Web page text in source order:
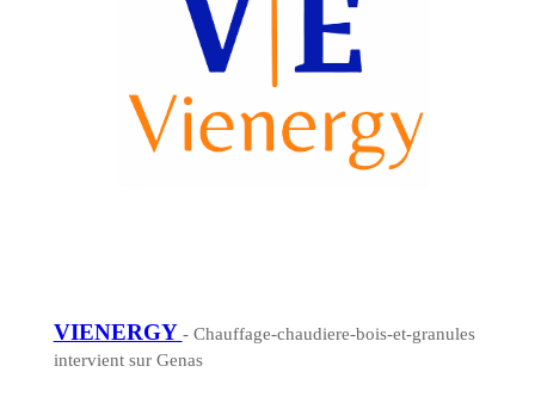
VIENERGY - Chauffage-chaudiere-bois-et-granules
intervient sur Genas